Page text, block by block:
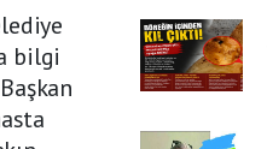
bilgi